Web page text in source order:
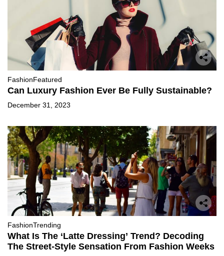
FashionFeatured
Can Luxury Fashion Ever Be Fully Sustainable?
December 31, 2023
FashionTrending
What Is The ‘Latte Dressing’ Trend? Decoding
The Street-Style Sensation From Fashion Weeks